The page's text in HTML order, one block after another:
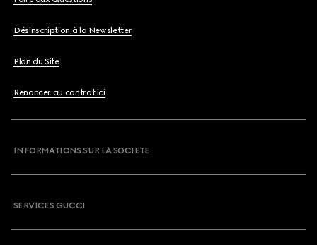
Désinscription à la Newsletter
Plan du Site
Renoncer au contrat ici
INFORMATIONS SUR LA SOCIETE
SERVICES GUCCI